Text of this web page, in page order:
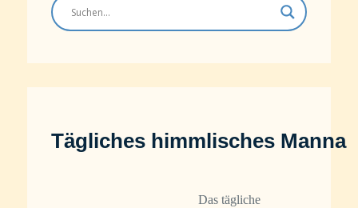
Tägliches himmlisches Manna
Das tägliche